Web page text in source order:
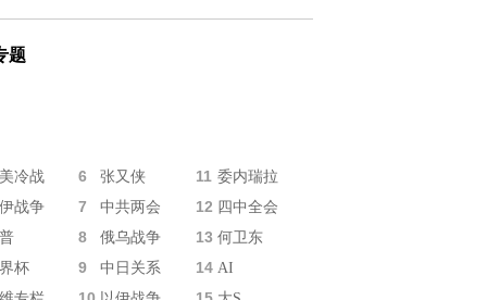
题
冷战 6 张又侠 11 委内瑞拉
战争
7 中共两会 12 四中全会
8 俄乌战争 13 何卫东
杯
9 中日关系 14 AI